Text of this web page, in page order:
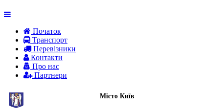
Початок
Транспорт
Перевiзники
Контакти
Про нас
Партнери
Місто Київ